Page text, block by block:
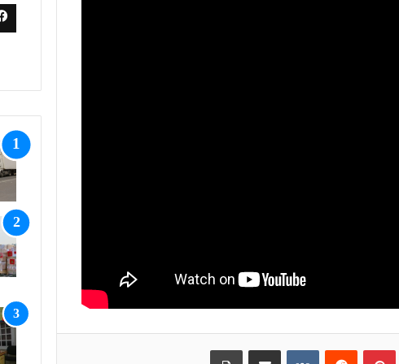
بينتيريست مشاركة عبر البريد طباعة